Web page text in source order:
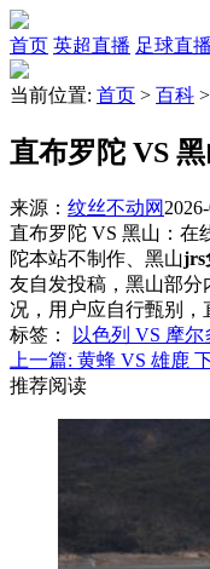
首页 英超直播 足球直播
当前位置: 首页 > 百科 >
直布罗陀 VS
来源： 纹丝不动网
直布罗陀 VS 黑山：在
陀本站不制作、黑山jrs
友自发投稿，黑山部
况，用户应自行甄别
标签 ： 以色列 VS 摩尔
上一篇: 黄蜂 VS 雄鹿
推荐阅读